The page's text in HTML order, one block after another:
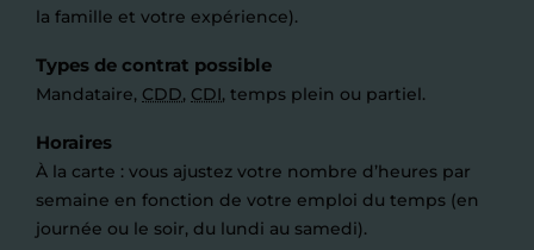
la famille et votre expérience).
Types de contrat possible
Mandataire, CDD, CDI, temps plein ou partiel.
Horaires
À la carte : vous ajustez votre nombre d’heures par
semaine en fonction de votre emploi du temps (en
journée ou le soir, du lundi au samedi).